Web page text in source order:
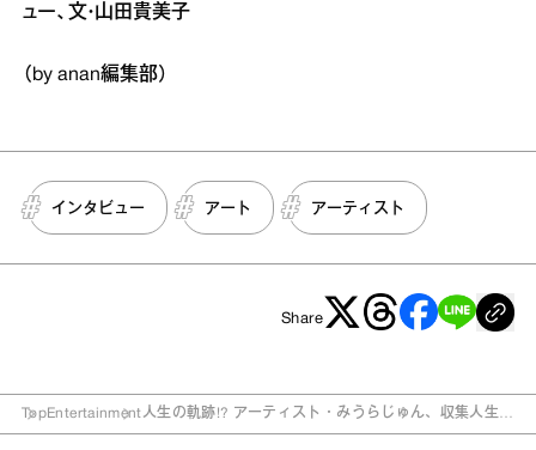
ュー、文・山田貴美子
（by anan編集部）
インタビュー アート アーティスト
Share
TopEntertainment人生の軌跡!? アーティスト・みうらじゅん、収集人生の